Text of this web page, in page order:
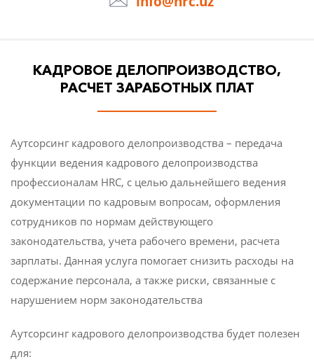
Процесс поиска персонала
Кадровый консалтинг
О КОМПАНИИ
СТАТЬИ
НОВОСТИ
КОНТАКТЫ
КАДРОВОЕ ДЕЛОПРОИЗВОДСТВО,
РАСЧЕТ ЗАРАБОТНЫХ ПЛАТ
Аутсорсинг кадрового делопроизводства – передача
функции ведения кадрового делопроизводства
профессионалам HRC, с целью дальнейшего ведения
документации по кадровым вопросам, оформления
сотрудников по нормам действующего
законодательства, учета рабочего времени, расчета
зарплаты. Данная услуга помогает снизить расходы на
содержание персонала, а также риски, связанные с
нарушением норм законодательства
Аутсорсинг кадрового делопроизводства будет полезен
для: